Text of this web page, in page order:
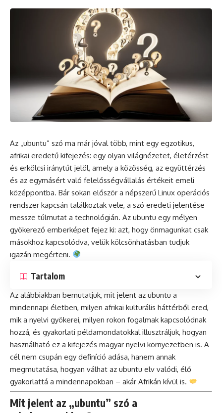
Az „ubuntu” szó ma már jóval több, mint egy egzotikus,
afrikai eredetű kifejezés: egy olyan világnézetet, életérzést
és erkölcsi iránytűt jelöl, amely a közösség, az együttérzés
és az egymásért való felelősségvállalás értékeit emeli
középpontba. Bár sokan először a népszerű Linux operációs
rendszer kapcsán találkoztak vele, a szó eredeti jelentése
messze túlmutat a technológián. Az ubuntu egy mélyen
gyökerező emberképet fejez ki: azt, hogy önmagunkat csak
másokhoz kapcsolódva, velük kölcsönhatásban tudjuk
igazán megérteni.
Tartalom
Az alábbiakban bemutatjuk, mit jelent az ubuntu a
mindennapi életben, milyen afrikai kulturális háttérből ered,
mik a nyelvi gyökerei, milyen rokon fogalmak kapcsolódnak
hozzá, és gyakorlati példamondatokkal illusztráljuk, hogyan
használható ez a kifejezés magyar nyelvi környezetben is. A
cél nem csupán egy definíció adása, hanem annak
megmutatása, hogyan válhat az ubuntu elv valódi, élő
gyakorlattá a mindennapokban – akár Afrikán kívül is.
Mit jelent az „ubuntu” szó a